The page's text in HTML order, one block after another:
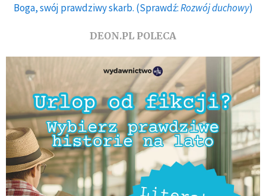
Boga, swój prawdziwy skarb. (Sprawdź:Rozwój duchowy)
DEON.PL POLECA